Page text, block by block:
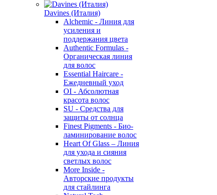
Davines (Италия)
Alchemic - Линия для
усиления и
поддержания цвета
Authentic Formulas -
Органическая линия
для волос
Essential Haircare -
Eжедневный уход
OI - Абсолютная
красота волос
SU - Средства для
защиты от солнца
Finest Pigments - Био-
ламинирование волос
Heart Of Glass – Линия
для ухода и сияния
светлых волос
More Inside -
Авторские продукты
для стайлинга